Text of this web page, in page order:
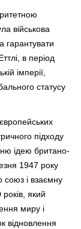
військова
гарантувати
в період
імперії,
статусу
підходу
ідею британо-
1947 року
союз і взаємну
який
миру і
відновлення